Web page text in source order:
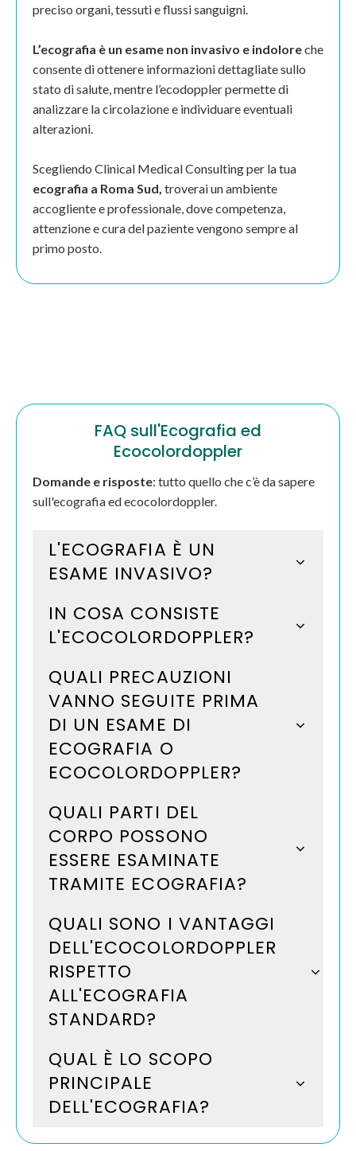
preciso organi, tessuti e flussi sanguigni.
L’ecografia è un esame non invasivo e indoloreche
consente di ottenere informazioni dettagliate sullo
stato di salute, mentre l’ecodoppler permette di
analizzare la circolazione e individuare eventuali
alterazioni.
Scegliendo Clinical Medical Consulting per la tua
ecografia a Roma Sud, troverai un ambiente
accogliente e professionale, dove competenza,
attenzione e cura del paziente vengono sempre al
primo posto.
FAQ sull'Ecografia ed
Ecocolordoppler
Domande e risposte: tutto quello che c’è da sapere
sull'ecografia ed ecocolordoppler.
L'ECOGRAFIA È UN
ESAME INVASIVO?
IN COSA CONSISTE
L'ECOCOLORDOPPLER?
QUALI PRECAUZIONI
VANNO SEGUITE PRIMA
DI UN ESAME DI
ECOGRAFIA O
ECOCOLORDOPPLER?
QUALI PARTI DEL
CORPO POSSONO
ESSERE ESAMINATE
TRAMITE ECOGRAFIA?
QUALI SONO I VANTAGGI
DELL'ECOCOLORDOPPLER
RISPETTO
ALL'ECOGRAFIA
STANDARD?
QUAL È LO SCOPO
PRINCIPALE
DELL'ECOGRAFIA?